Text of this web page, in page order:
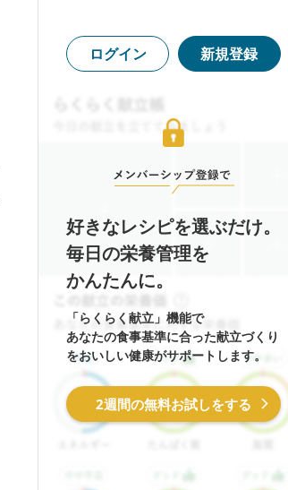
ログイン 新規登録
好きなレシピを選ぶだけ。
毎日の栄養管理を
かんたんに。
「らくらく献立」機能で
あなたの食事基準に合った献立づくり
をおいしい健康がサポートします。
2週間の無料お試しをする